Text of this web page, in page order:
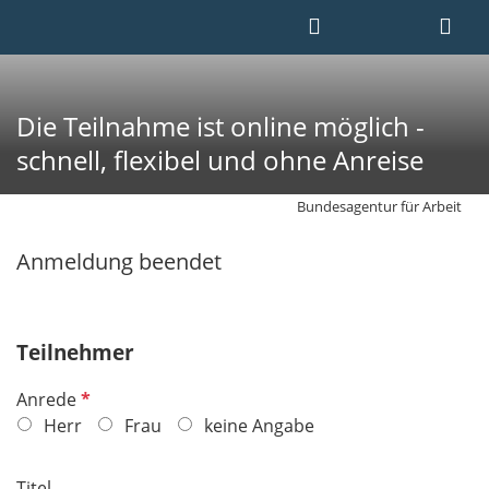
Die Teilnahme ist online möglich -
schnell, flexibel und ohne Anreise
Bundesagentur für Arbeit
Anmeldung beendet
Teilnehmer
AnredeP
f
Herr Frau keine Angabe